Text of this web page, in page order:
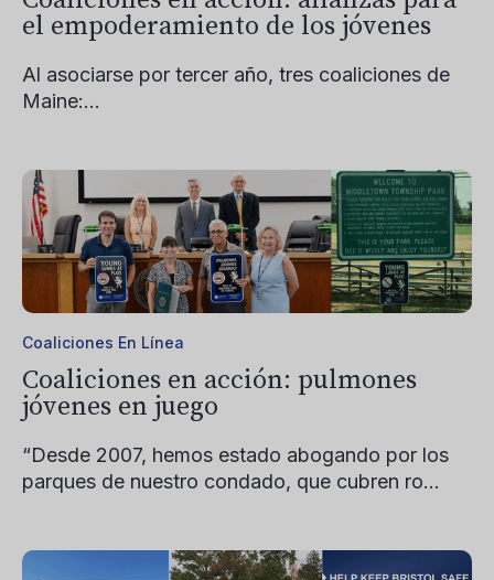
el empoderamiento de los jóvenes
Al asociarse por tercer año, tres coaliciones de
Maine:...
Coaliciones En Línea
Coaliciones en acción: pulmones
jóvenes en juego
“Desde 2007, hemos estado abogando por los
parques de nuestro condado, que cubren ro...